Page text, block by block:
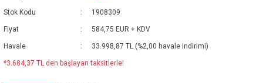
Stok Kodu 1908309
Fiyat 584,75 EUR + KDV
Havale 33.998,87 TL (%2,00 havale indirimi)
*3.684,37 TL den başlayan taksitlerle!